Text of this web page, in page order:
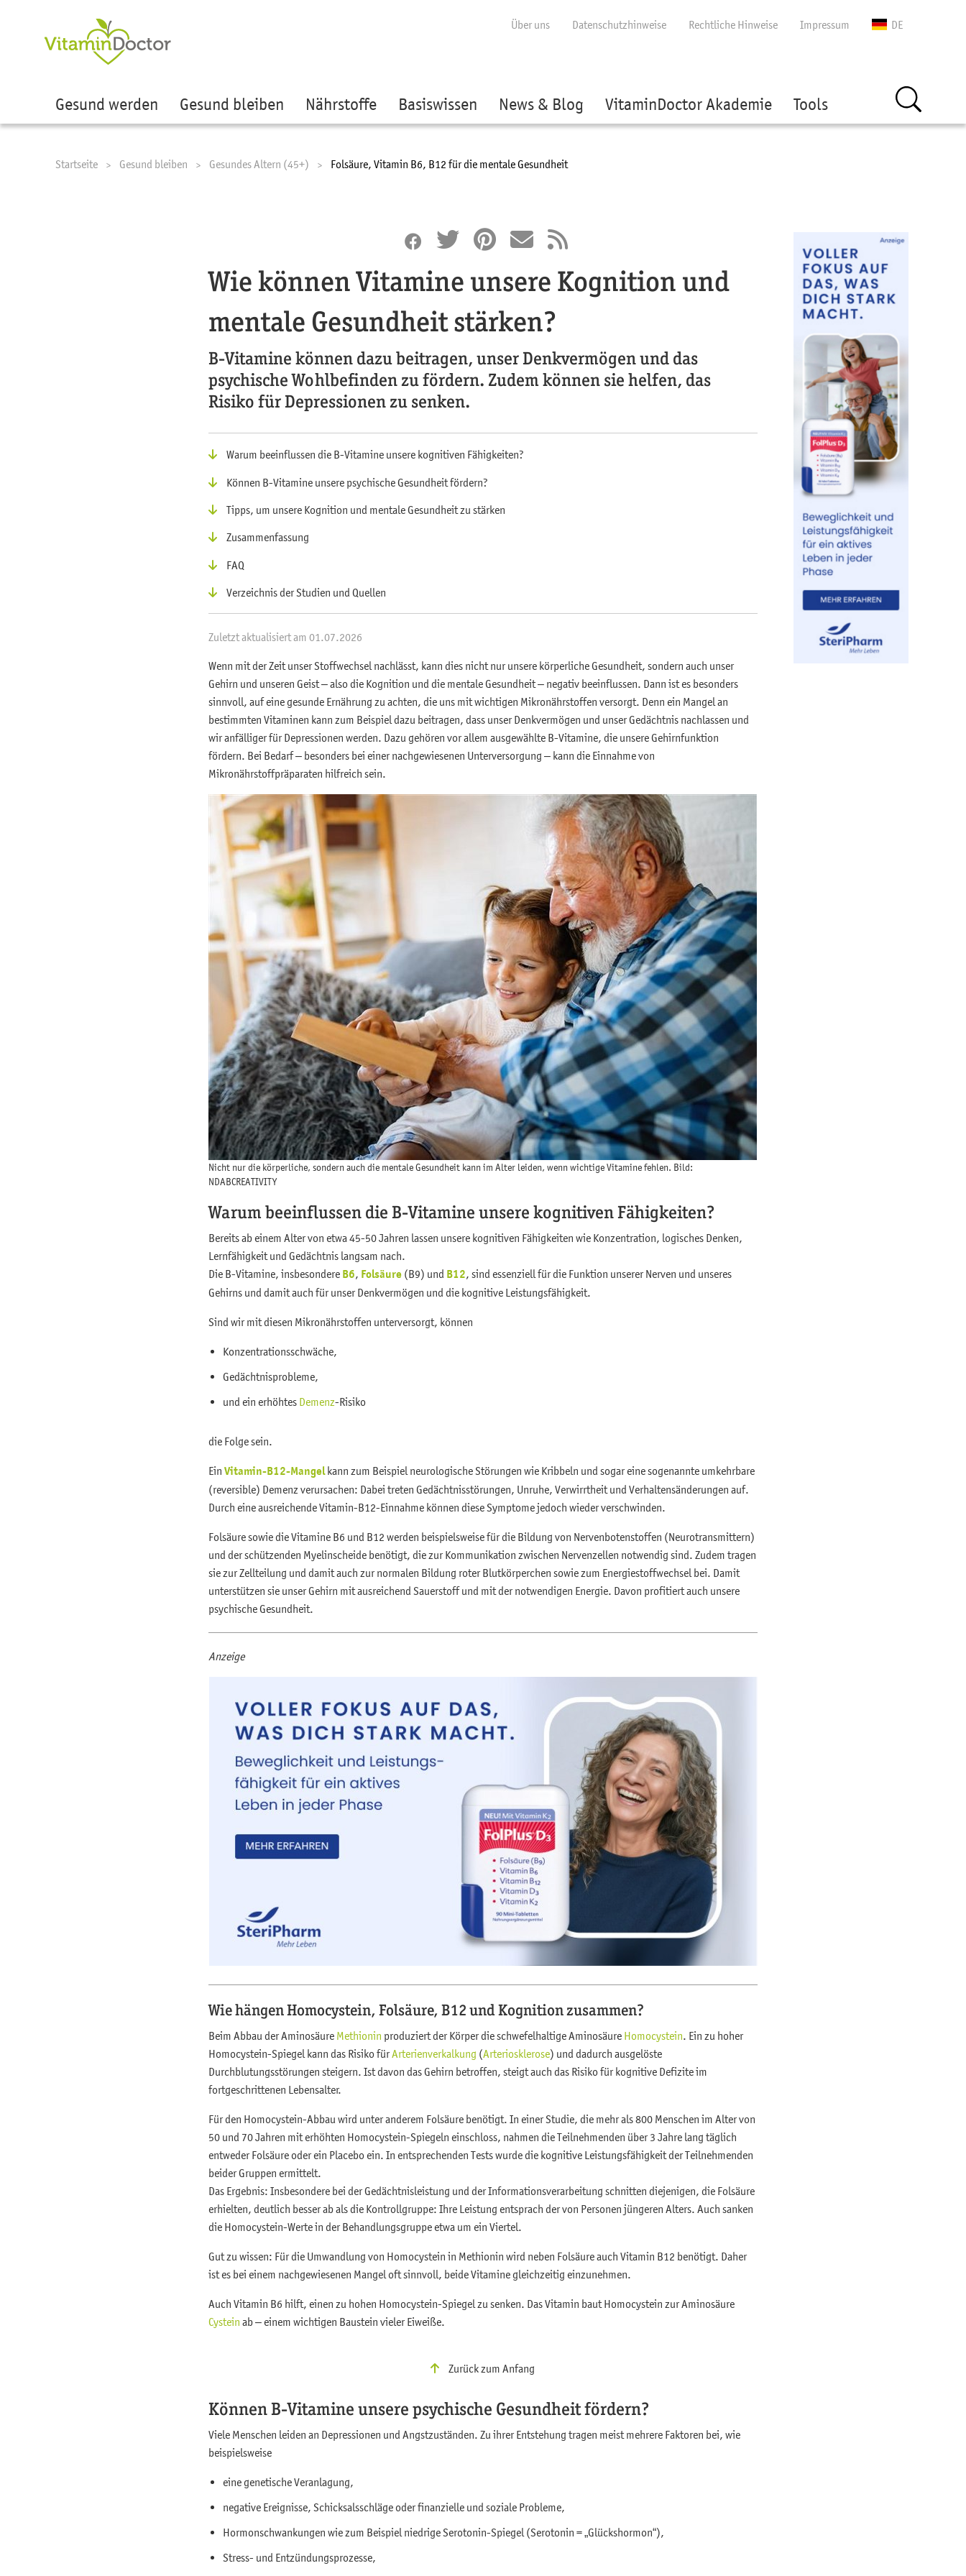
Über uns
Datenschutzhinweise Rechtliche Hinweise Impressum DE
Gesund werden Gesund bleiben Nährstoffe Basiswissen News & Blog VitaminDoctor Akademie Tools
Startseite Gesund bleiben Gesundes Altern (45+) Current:
Folsäure, Vitamin B6, B12 für die mentale Gesundheit
Wie können Vitamine unsere Kognition und
mentale Gesundheit stärken?
B-Vitamine können dazu beitragen, unser Denkvermögen und das
psychische Wohlbefinden zu fördern. Zudem können sie helfen, das
Risiko für Depressionen zu senken.
Warum beeinflussen die B-Vitamine unsere kognitiven Fähigkeiten?
Können B-Vitamine unsere psychische Gesundheit fördern?
Tipps, um unsere Kognition und mentale Gesundheit zu stärken
Zusammenfassung
FAQ
Verzeichnis der Studien und Quellen
Zuletzt aktualisiert am 01.07.2026
Wenn mit der Zeit unser Stoffwechsel nachlässt, kann dies nicht nur unsere körperliche Gesundheit, sondern auch unser
Gehirn und unseren Geist – also die Kognition und die mentale Gesundheit – negativ beeinflussen. Dann ist es besonders
sinnvoll, auf eine gesunde Ernährung zu achten, die uns mit wichtigen Mikronährstoffen versorgt. Denn ein Mangel an
bestimmten Vitaminen kann zum Beispiel dazu beitragen, dass unser Denkvermögen und unser Gedächtnis nachlassen und
wir anfälliger für Depressionen werden. Dazu gehören vor allem ausgewählte B-Vitamine, die unsere Gehirnfunktion
fördern. Bei Bedarf – besonders bei einer nachgewiesenen Unterversorgung – kann die Einnahme von
Mikronährstoffpräparaten hilfreich sein.
Nicht nur die körperliche, sondern auch die mentale Gesundheit kann im Alter leiden, wenn wichtige Vitamine fehlen. Bild:
NDABCREATIVITY
Warum beeinflussen die B-Vitamine unsere kognitiven Fähigkeiten?
Bereits ab einem Alter von etwa 45-50 Jahren lassen unsere kognitiven Fähigkeiten wie Konzentration, logisches Denken,
Lernfähigkeit und Gedächtnis langsam nach.
Die B-Vitamine, insbesondere B6, Folsäure (B9) und B12, sind essenziell für die Funktion unserer Nerven und unseres
Gehirns und damit auch für unser Denkvermögen und die kognitive Leistungsfähigkeit.
Sind wir mit diesen Mikronährstoffen unterversorgt, können
Konzentrationsschwäche,
Gedächtnisprobleme,
und ein erhöhtes Demenz-Risiko
die Folge sein.
EinVitamin-B12-Mangelkann zum Beispiel neurologische Störungen wie Kribbeln und sogar eine sogenannte umkehrbare
(reversible) Demenz verursachen: Dabei treten Gedächtnisstörungen, Unruhe, Verwirrtheit und Verhaltensänderungen auf.
Durch eine ausreichende Vitamin-B12-Einnahme können diese Symptome jedoch wieder verschwinden.
Folsäure sowie die Vitamine B6 und B12 werden beispielsweise für die Bildung von Nervenbotenstoffen (Neurotransmittern)
und der schützenden Myelinscheide benötigt, die zur Kommunikation zwischen Nervenzellen notwendig sind. Zudem tragen
sie zur Zellteilung und damit auch zur normalen Bildung roter Blutkörperchen sowie zum Energiestoffwechsel bei. Damit
unterstützen sie unser Gehirn mit ausreichend Sauerstoff und mit der notwendigen Energie. Davon profitiert auch unsere
psychische Gesundheit.
Anzeige
Wie hängen Homocystein, Folsäure, B12 und Kognition zusammen?
Beim Abbau der Aminosäure Methionin produziert der Körper die schwefelhaltige Aminosäure Homocystein. Ein zu hoher
Homocystein-Spiegel kann das Risiko fürArterienverkalkung (Arteriosklerose) und dadurch ausgelöste
Durchblutungsstörungen steigern. Ist davon das Gehirn betroffen, steigt auch das Risiko für kognitive Defizite im
fortgeschrittenen Lebensalter.
Für den Homocystein-Abbau wird unter anderem Folsäure benötigt. In einer Studie, die mehr als 800 Menschen im Alter von
50 und 70 Jahren mit erhöhten Homocystein-Spiegeln einschloss, nahmen die Teilnehmenden über 3 Jahre lang täglich
entweder Folsäure oder ein Placebo ein. In entsprechenden Tests wurde die kognitive Leistungsfähigkeit der Teilnehmenden
beider Gruppen ermittelt.
Das Ergebnis: Insbesondere bei der Gedächtnisleistung und der Informationsverarbeitung schnitten diejenigen, die Folsäure
erhielten, deutlich besser ab als die Kontrollgruppe: Ihre Leistung entsprach der von Personen jüngeren Alters. Auch sanken
die Homocystein-Werte in der Behandlungsgruppe etwa um ein Viertel.
Gut zu wissen: Für die Umwandlung von Homocystein in Methionin wird neben Folsäure auch Vitamin B12 benötigt. Daher
ist es bei einem nachgewiesenen Mangel oft sinnvoll, beide Vitamine gleichzeitig einzunehmen.
Auch Vitamin B6 hilft, einen zu hohen Homocystein-Spiegel zu senken. Das Vitamin baut Homocystein zur Aminosäure
Cystein ab – einem wichtigen Baustein vieler Eiweiße.
Zurück zum Anfang
Können B-Vitamine unsere psychische Gesundheit fördern?
Viele Menschen leiden an Depressionen und Angstzuständen. Zu ihrer Entstehung tragen meist mehrere Faktoren bei, wie
beispielsweise
eine genetische Veranlagung,
negative Ereignisse, Schicksalsschläge oder finanzielle und soziale Probleme,
Hormonschwankungen wie zum Beispiel niedrige Serotonin-Spiegel (Serotonin = „Glückshormon“),
Stress- und Entzündungsprozesse,